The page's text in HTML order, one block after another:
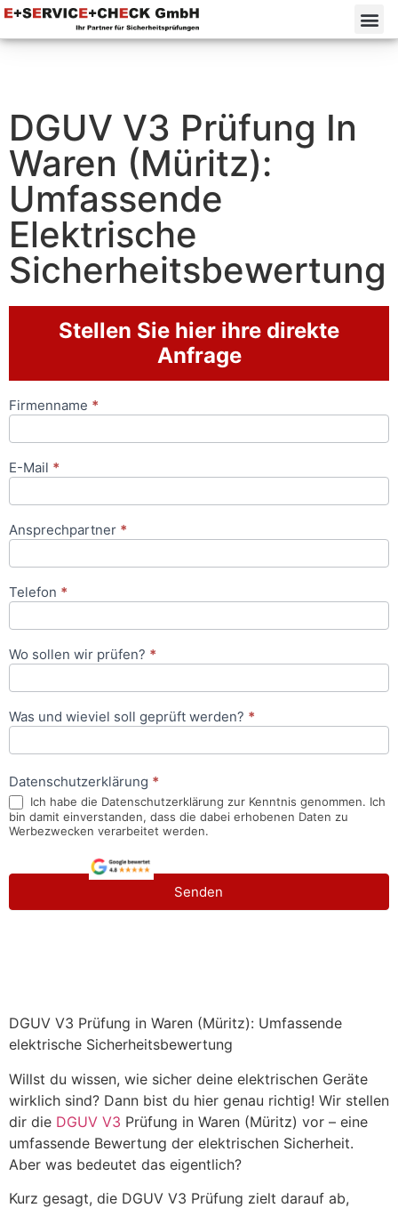
DGUV V3 Prüfung In
Waren (Müritz):
Umfassende
Elektrische
Sicherheitsbewertung
Stellen Sie hier ihre direkte
Anfrage
Anfrageformular
Firmenname *
E-Mail *
Ansprechpartner *
Telefon *
Wo sollen wir prüfen? *
Was und wieviel soll geprüft werden? *
Datenschutzerklärung *
Ich habe die Datenschutzerklärung zur Kenntnis genommen. Ich
bin damit einverstanden, dass die dabei erhobenen Daten zu
Werbezwecken verarbeitet werden.
Senden
DGUV V3 Prüfung in Waren (Müritz): Umfassende
elektrische Sicherheitsbewertung
Willst du wissen, wie sicher deine elektrischen Geräte
wirklich sind? Dann bist du hier genau richtig! Wir stellen
dir die DGUV V3 Prüfung in Waren (Müritz) vor – eine
umfassende Bewertung der elektrischen Sicherheit.
Aber was bedeutet das eigentlich?
Kurz gesagt, die DGUV V3 Prüfung zielt darauf ab,